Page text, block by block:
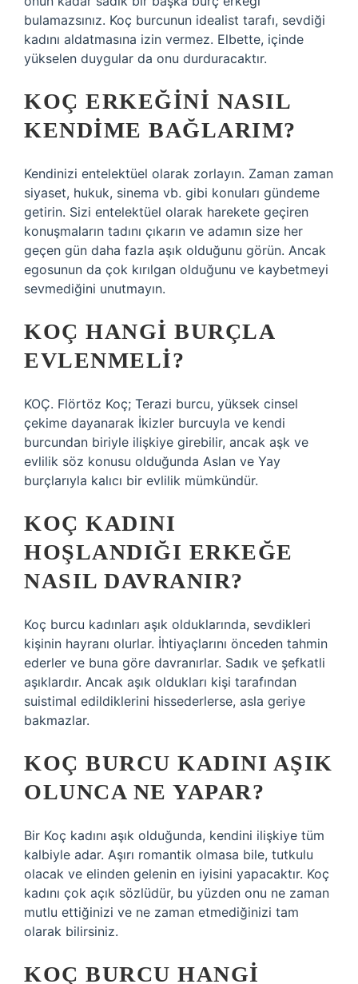
bulamazsınız. Koç burcunun idealist tarafı, sevdiği
kadını aldatmasına izin vermez. Elbette, içinde
yükselen duygular da onu durduracaktır.
KOÇ ERKEĞINI NASIL
KENDIME BAĞLARIM?
Kendinizi entelektüel olarak zorlayın. Zaman zaman
siyaset, hukuk, sinema vb. gibi konuları gündeme
getirin. Sizi entelektüel olarak harekete geçiren
konuşmaların tadını çıkarın ve adamın size her
geçen gün daha fazla aşık olduğunu görün. Ancak
egosunun da çok kırılgan olduğunu ve kaybetmeyi
sevmediğini unutmayın.
KOÇ HANGI BURÇLA
EVLENMELI?
KOÇ. Flörtöz Koç; Terazi burcu, yüksek cinsel
çekime dayanarak İkizler burcuyla ve kendi
burcundan biriyle ilişkiye girebilir, ancak aşk ve
evlilik söz konusu olduğunda Aslan ve Yay
burçlarıyla kalıcı bir evlilik mümkündür.
KOÇ KADINI
HOŞLANDIĞI ERKEĞE
NASIL DAVRANIR?
Koç burcu kadınları aşık olduklarında, sevdikleri
kişinin hayranı olurlar. İhtiyaçlarını önceden tahmin
ederler ve buna göre davranırlar. Sadık ve şefkatli
aşıklardır. Ancak aşık oldukları kişi tarafından
suistimal edildiklerini hissederlerse, asla geriye
bakmazlar.
KOÇ BURCU KADINI AŞIK
OLUNCA NE YAPAR?
Bir Koç kadını aşık olduğunda, kendini ilişkiye tüm
kalbiyle adar. Aşırı romantik olmasa bile, tutkulu
olacak ve elinden gelenin en iyisini yapacaktır. Koç
kadını çok açık sözlüdür, bu yüzden onu ne zaman
mutlu ettiğinizi ve ne zaman etmediğinizi tam
olarak bilirsiniz.
KOÇ BURCU HANGI